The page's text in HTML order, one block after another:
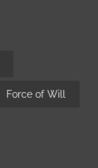
Force of Will